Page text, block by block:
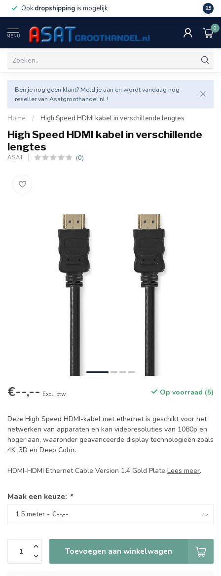
Ook dropshippingis mogelijk Veel
8.5
MENU
0
Ben je nog geen klant? Meld je aan en wordt vandaag nog
reseller van Asatgroothandel.nl !
Home / High Speed HDMI kabel in verschillende lengtes
High Speed HDMI kabel in verschillende
lengtes
ASAT (0)
€--,-- Excl. btw Op voorraad (5)
Deze High Speed HDMI-kabel met ethernet is geschikt voor het
netwerken van apparaten en kan videoresoluties van 1080p en
hoger aan, waaronder geavanceerde display technologieën zoals
4K, 3D en Deep Color.
HDMI-HDMI Ethernet Cable Version 1.4 Gold Plate Lees meer.
Maak een keuze: *
Toevoegen aan winkelwagen